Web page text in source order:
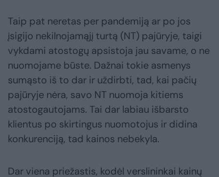
Taip pat neretas per pandemiją ar po jos
įsigijo nekilnojamąjį turtą (NT) pajūryje, taigi
vykdami atostogų apsistoja jau savame, o ne
nuomojame būste. Dažnai tokie asmenys
sumąsto iš to dar ir uždirbti, tad, kai pačių
pajūryje nėra, savo NT nuomoja kitiems
atostogautojams. Tai dar labiau išbarsto
klientus po skirtingus nuomotojus ir didina
konkurenciją, tad kainos nebekyla.
Dar viena priežastis, kodėl verslininkai kainų